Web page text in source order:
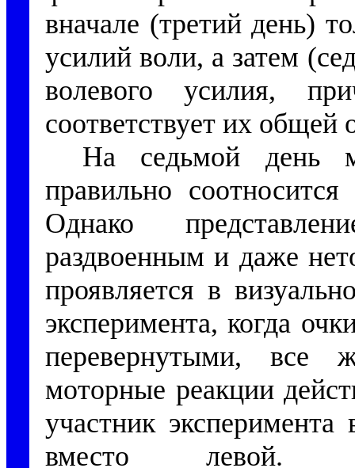
вначале (третий день)
усилий воли, а затем
волевого усилия,
соответствует их общей
На седьмой день
правильно
Однако
раздвоенным и даже
проявляется в
эксперимента, когда
перевернутыми, все
моторные реакции
участник
вместо левой.